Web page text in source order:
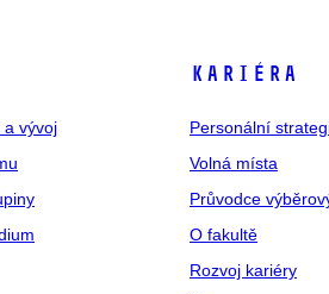
a vývoj
KARIÉRA
Personální
Volná místa
Průvodce
O fakultě
Rozvoj kariéry